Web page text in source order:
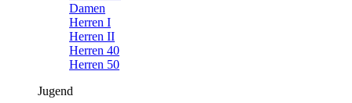
Damen
Herren I
Herren II
Herren 40
Herren 50
Jugend